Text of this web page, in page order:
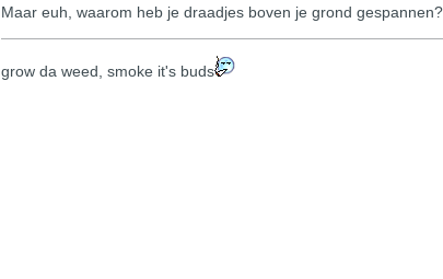
Maar euh, waarom heb je draadjes boven je grond
grow da weed, smoke it's buds